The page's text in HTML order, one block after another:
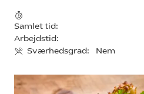
Samlet tid:
Arbejdstid:
Sværhedsgrad:
Nem